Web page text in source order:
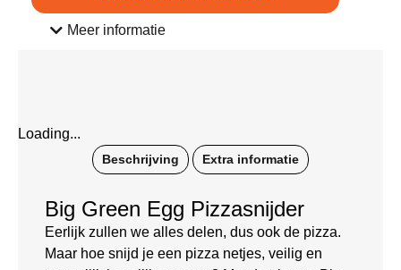
Meer informatie
Loading...
Beschrijving Extra informatie
Big Green Egg Pizzasnijder
Eerlijk zullen we alles delen, dus ook de pizza.
Maar hoe snijd je een pizza netjes, veilig en